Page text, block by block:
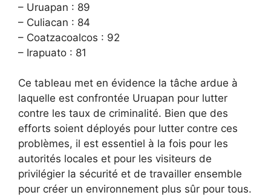
– Uruapan : 89
– Culiacan : 84
– Coatzacoalcos : 92
– Irapuato : 81
Ce tableau met en évidence la tâche ardue à
laquelle est confrontée Uruapan pour lutter
contre les taux de criminalité. Bien que des
efforts soient déployés pour lutter contre ces
problèmes, il est essentiel à la fois pour les
autorités locales et pour les visiteurs de
privilégier la sécurité et de travailler ensemble
pour créer un environnement plus sûr pour tous.